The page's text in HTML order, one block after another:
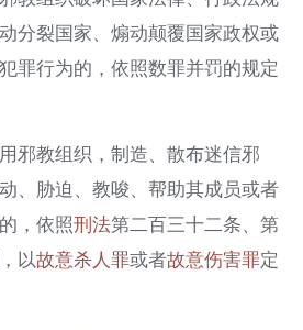
分裂国家、煽动颠覆国家政权或
罪行为的，依照数罪并罚的规定
邪教组织，制造、散布迷信邪
、胁迫、教唆、帮助其成员或者
，依照刑法第二百三十二条、第
以故意杀人罪或者故意伤害罪定